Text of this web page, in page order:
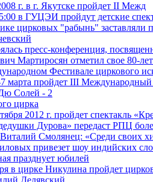
г. в г. Якутске пройдет II Межд
в ГУЦЭИ пройдут детские
цирковых "рабынь" заставляли
пресс-конференция,
Мартиросян отметил свое 80-
Фестивале циркового
марта пройдет III
Солей - 2
цирка
2012 г. пройдет спектакль
Дурова» передаст РПЦ
Смолянец: «Среди своих
привезет шоу индийских
празднует юбилей
в цирке Никулина пройдет
Делявский